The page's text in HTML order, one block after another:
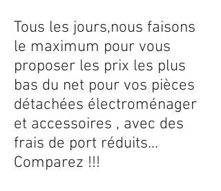
Tous les jours,nous faisons
le maximum pour vous
proposer les prix les plus
bas du net pour vos pièces
détachées électroménager
et accessoires , avec des
frais de port réduits...
Comparez !!!